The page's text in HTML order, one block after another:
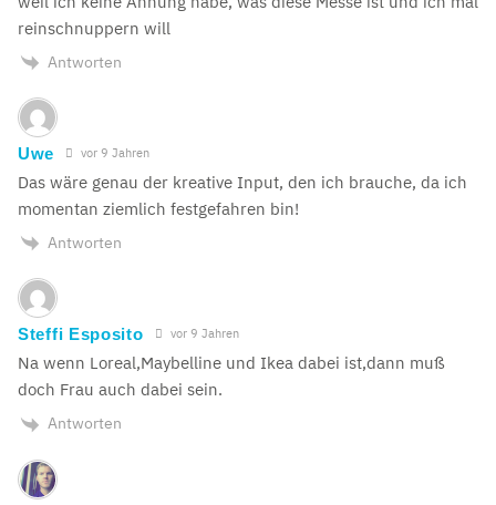
reinschnuppern will
Antworten
Uwe vor 9 Jahren
Das wäre genau der kreative Input, den ich brauche, da ich
momentan ziemlich festgefahren bin!
Antworten
Steffi Esposito vor 9 Jahren
Na wenn Loreal,Maybelline und Ikea dabei ist,dann muß
doch Frau auch dabei sein.
Antworten